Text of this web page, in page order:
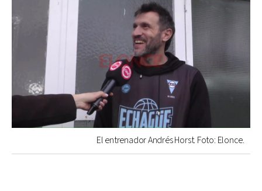
El entrenador Andrés Horst. Foto: Elonce.